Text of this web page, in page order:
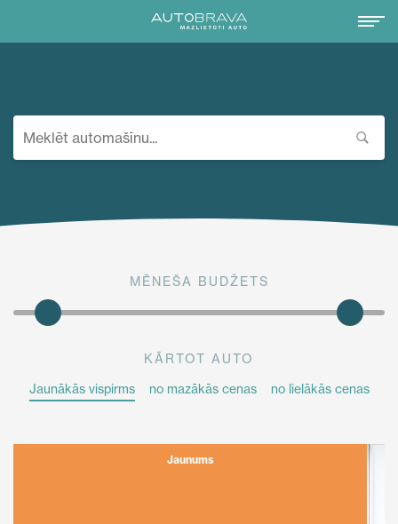
MĒNEŠA BUDŽETS
KĀRTOT AUTO
Jaunākās vispirms
no mazākās cenas no lielākās cenas
Jaunums